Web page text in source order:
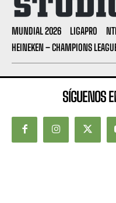
MUNDIAL 2026 LIGAPRO
HEINEKEN – CHAMPIONS
SÍGUENOS